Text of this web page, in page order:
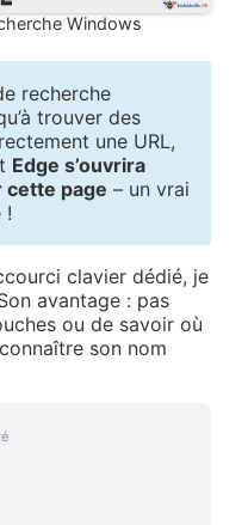
Windows
recherche
trouver des
une URL,
Edge s’ouvrira
cette page – un vrai
!
clavier dédié, je
avantage : pas
ou de savoir où
son nom